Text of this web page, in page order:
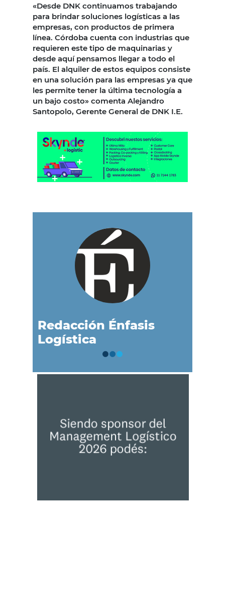
«Desde DNK continuamos trabajando
para brindar soluciones logísticas a las
empresas, con productos de primera
línea. Córdoba cuenta con industrias que
requieren este tipo de maquinarias y
desde aquí pensamos llegar a todo el
país. El alquiler de estos equipos consiste
en una solución para las empresas ya que
les permite tener la última tecnología a
un bajo costo» comenta Alejandro
Santopolo, Gerente General de DNK I.E.
Redacción Énfasis
Logística